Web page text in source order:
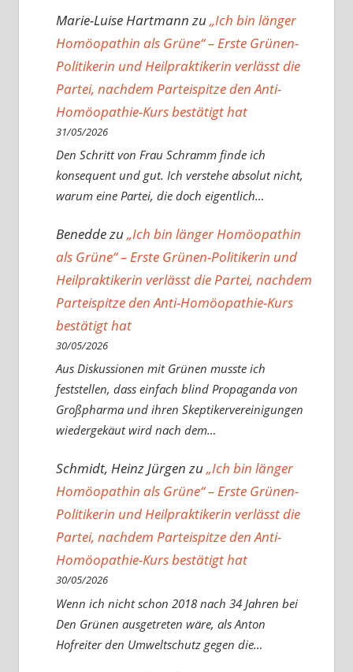
Marie-Luise Hartmannzu„Ich bin länger
Homöopathin als Grüne“ – Erste Grünen-
Politikerin und Heilpraktikerin verlässt die
Partei, nachdem Parteispitze den Anti-
Homöopathie-Kurs bestätigt hat
31/05/2026
Den Schritt von Frau Schramm finde ich
konsequent und gut. Ich verstehe absolut nicht,
warum eine Partei, die doch eigentlich…
Beneddezu„Ich bin länger Homöopathin
als Grüne“ – Erste Grünen-Politikerin und
Heilpraktikerin verlässt die Partei, nachdem
Parteispitze den Anti-Homöopathie-Kurs
bestätigt hat
30/05/2026
Aus Diskussionen mit Grünen musste ich
feststellen, dass einfach blind Propaganda von
Großpharma und ihren Skeptikervereinigungen
wiedergekäut wird nach dem…
Schmidt, Heinz Jürgenzu„Ich bin länger
Homöopathin als Grüne“ – Erste Grünen-
Politikerin und Heilpraktikerin verlässt die
Partei, nachdem Parteispitze den Anti-
Homöopathie-Kurs bestätigt hat
30/05/2026
Wenn ich nicht schon 2018 nach 34 Jahren bei
Den Grünen ausgetreten wäre, als Anton
Hofreiter den Umweltschutz gegen die…